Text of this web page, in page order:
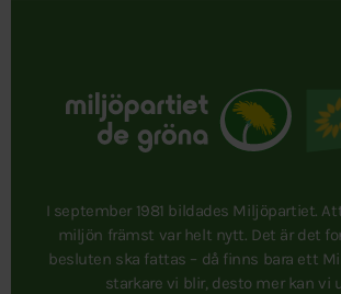
I september 1981 bildades Miljöpartiet.
miljön främst var helt nytt. Det är det
besluten ska fattas – då finns bara ett
starkare vi blir, desto mer kan vi